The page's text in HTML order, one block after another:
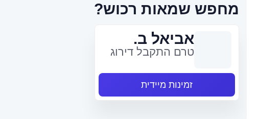
מחפש שמאות רכוש?
אביאל ב.
טרם התקבל דירוג
זמינות מיידית